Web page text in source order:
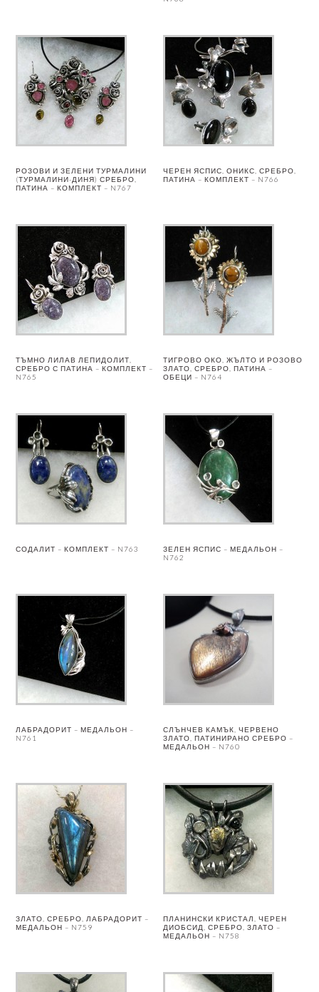
РОЗОВИ И ЗЕЛЕНИ ТУРМАЛИНИ
(ТУРМАЛИНИ-ДИНЯ) СРЕБРО,
ПАТИНА – КОМПЛЕКТ – N767
ЧЕРЕН ЯСПИС, ОНИКС, СРЕБРО,
ПАТИНА – КОМПЛЕКТ – N766
ТЪМНО ЛИЛАВ ЛЕПИДОЛИТ,
СРЕБРО С ПАТИНА – КОМПЛЕКТ –
N765
ТИГРОВО ОКО, ЖЪЛТО И РОЗОВО
ЗЛАТО, СРЕБРО, ПАТИНА –
ОБЕЦИ – N764
СОДАЛИТ – КОМПЛЕКТ – N763
ЗЕЛЕН ЯСПИС – МЕДАЛЬОН –
N762
ЛАБРАДОРИТ – МЕДАЛЬОН –
N761
СЛЪНЧЕВ КАМЪК, ЧЕРВЕНО
ЗЛАТО, ПАТИНИРАНО СРЕБРО –
МЕДАЛЬОН – N760
ЗЛАТО, СРЕБРО, ЛАБРАДОРИТ –
МЕДАЛЬОН – N759
ПЛАНИНСКИ КРИСТАЛ, ЧЕРЕН
ДИОБСИД, СРЕБРО, ЗЛАТО –
МЕДАЛЬОН – N758